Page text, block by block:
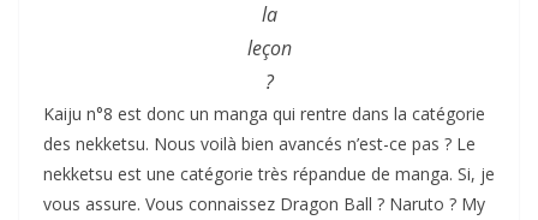
la
leçon
?
Kaiju n°8 est donc un manga qui rentre dans la catégorie
des nekketsu. Nous voilà bien avancés n’est-ce pas ? Le
nekketsu est une catégorie très répandue de manga. Si, je
vous assure. Vous connaissez Dragon Ball ? Naruto ? My